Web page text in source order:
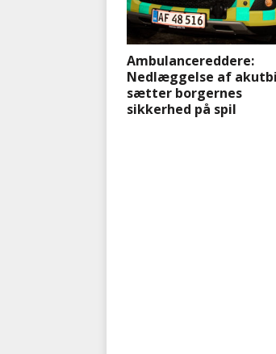
Ambulancereddere:
Nedlæggelse af
sætter borgernes
sikkerhed på spil